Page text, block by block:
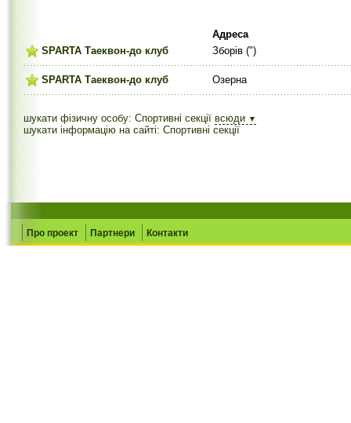
Адреса
SPARTA Таеквон-до клуб
Зборів (")
SPARTA Таеквон-до клуб Озерна
шукати фізичну особу: Спортивні секції всюди ▼
шукати інформацію на сайті: Спортивні секції
Про проект Партнери Контакти